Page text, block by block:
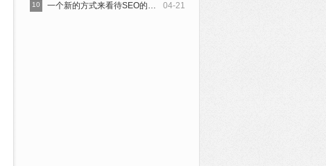
04-21
10 一个新的方式来看待SEO的演变